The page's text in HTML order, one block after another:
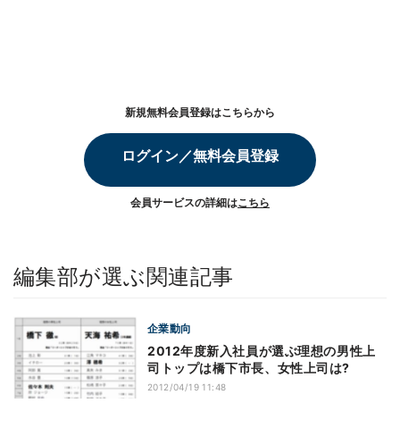
新規無料会員登録はこちらから
ログイン／無料会員登録
会員サービスの詳細はこちら
編集部が選ぶ関連記事
企業動向
2012年度新入社員が選ぶ理想の男性上
司トップは橋下市長、女性上司は?
2012/04/19 11:48